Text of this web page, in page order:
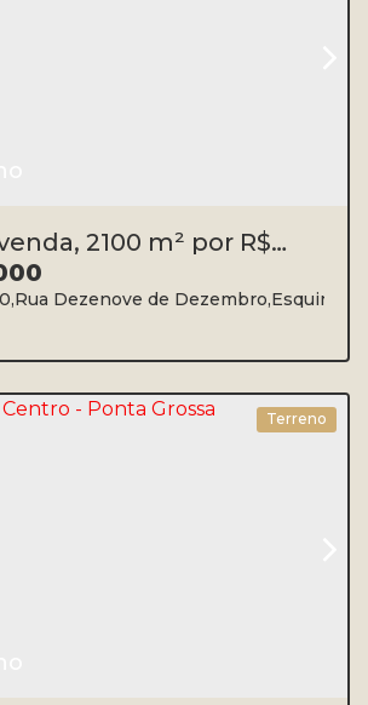
2100 m² por R$
- Centro - Ponta
,Rua Dezenove de Dezembro,Esquina
Terreno